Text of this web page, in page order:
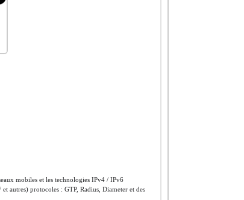
mobiles et les technologies IPv4 / IPv6
autres) protocoles : GTP, Radius, Diameter et des